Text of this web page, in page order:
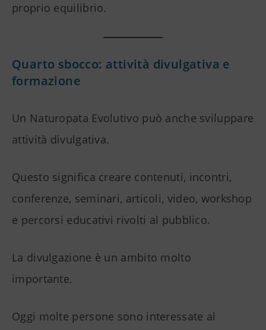
proprio equilibrio.
Quarto sbocco: attività divulgativa e
formazione
Un Naturopata Evolutivo può anche sviluppare
attività divulgativa.
Questo significa creare contenuti, incontri,
conferenze, seminari, articoli, video, workshop
e percorsi educativi rivolti al pubblico.
La divulgazione è un ambito molto
importante.
Oggi molte persone sono interessate al